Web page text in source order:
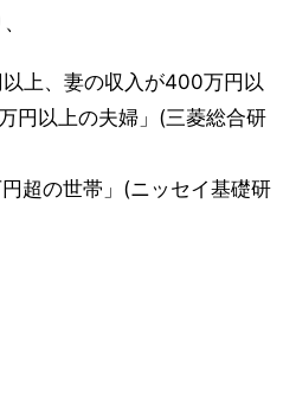
上、妻の収入が400万円以
円以上の夫婦」(三菱総合研
超の世帯」(ニッセイ基礎研